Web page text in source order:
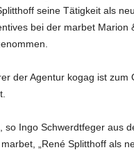
seine Tätigkeit als
bei der marbet Marion
der Agentur kogag ist zum
so Ingo Schwerdtfeger aus
„René Splitthoff als